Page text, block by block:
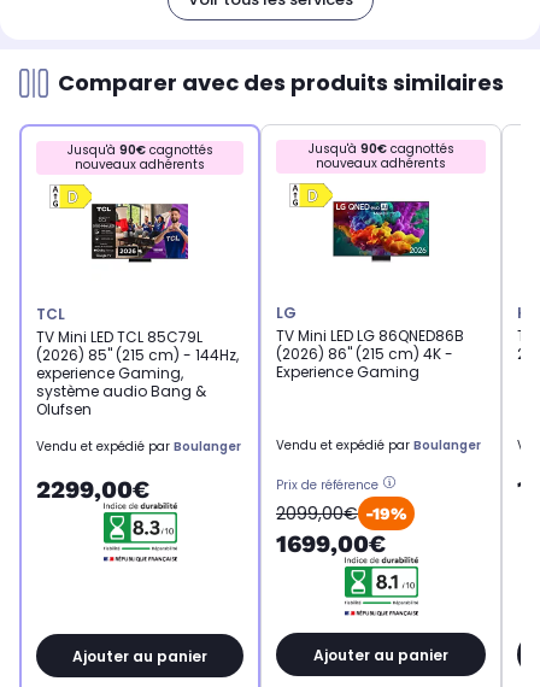
Comparer avec des produits similaires
Jusqu'à 90€cagnottés
nouveaux adhérents
TCL
TV Mini LED TCL 85C79L
(2026) 85" (215 cm) - 144Hz,
experience Gaming,
système audio Bang &
Olufsen
Vendu et expédié par Boulanger
2299,00€
Ajouter au panier
Jusqu'à 90€cagnottés
nouveaux adhérents
LG
TV Mini LED LG 86QNED86B
(2026) 86" (215 cm) 4K -
Experience Gaming
Vendu et expédié par Boulanger
Prix de référence
2099,00€ -19%
1699,00€
Ajouter au panier
TV